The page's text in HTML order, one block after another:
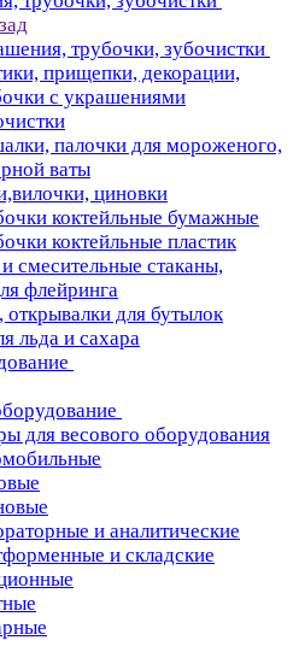
трубочки, зубочистки
прищепки, декорации,
с украшениями
палочки для мороженого,
ваты
циновки
коктейльные бумажные
коктейльные пластик
смесительные стаканы,
флейринга
для бутылок
льда и сахара
для весового оборудования
и аналитические
и складские